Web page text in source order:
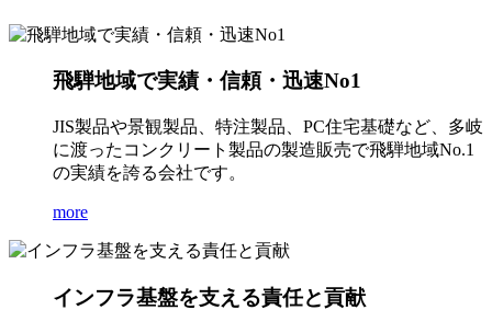
飛騨地域で実績・信頼・迅速No1
JIS製品や景観製品、特注製品、PC住宅基礎など、多岐
に渡ったコンクリート製品の製造販売で飛騨地域No.1
の実績を誇る会社です。
more
インフラ基盤を支える責任と貢献